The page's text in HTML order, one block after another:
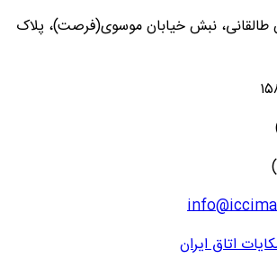
طالقانی، نبش خیابان موسوی(فرصت)، پلاک
اتاق ایران